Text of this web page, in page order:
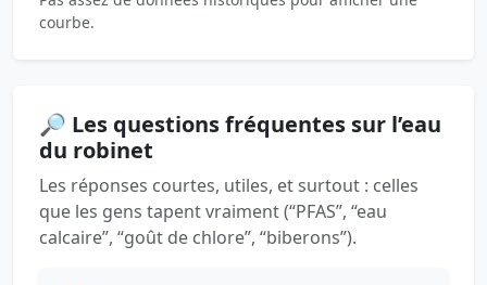
courbe.
🔎 Les questions fréquentes sur l’eau
du robinet
Les réponses courtes, utiles, et surtout : celles
que les gens tapent vraiment (“PFAS”, “eau
calcaire”, “goût de chlore”, “biberons”).